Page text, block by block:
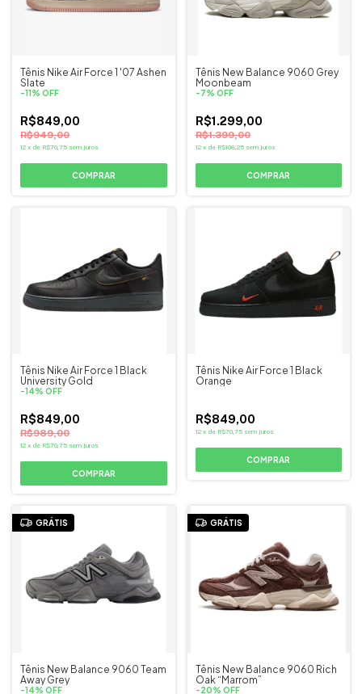
Tênis Nike Air Force 1 '07 Ashen
Slate
-11% OFF
R$849,00
R$949,00
12 x de R$70,75 sem juros
COMPRAR
Tênis New Balance 9060 Grey
Moonbeam
-7% OFF
R$1.299,00
R$1.399,00
12 x de R$108,25 sem juros
COMPRAR
Tênis Nike Air Force 1 Black
University Gold
-14% OFF
R$849,00
R$989,00
12 x de R$70,75 sem juros
COMPRAR
Tênis Nike Air Force 1 Black
Orange
R$849,00
12 x de R$70,75 sem juros
COMPRAR
GRÁTIS
Tênis New Balance 9060 Team
Away Grey
-14% OFF
GRÁTIS
Tênis New Balance 9060 Rich
Oak “Marrom”
-20% OFF